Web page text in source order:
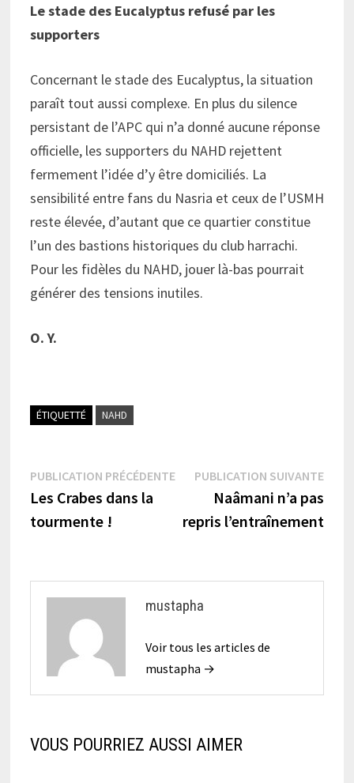
Le stade des Eucalyptus refusé par les
supporters
Concernant le stade des Eucalyptus, la situation
paraît tout aussi complexe. En plus du silence
persistant de l’APC qui n’a donné aucune réponse
officielle, les supporters du NAHD rejettent
fermement l’idée d’y être domiciliés. La
sensibilité entre fans du Nasria et ceux de l’USMH
reste élevée, d’autant que ce quartier constitue
l’un des bastions historiques du club harrachi.
Pour les fidèles du NAHD, jouer là-bas pourrait
générer des tensions inutiles.
O. Y.
ÉTIQUETTÉ NAHD
Navigation
de
PUBLICATION PRÉCÉDENTEPublication
précédente :
Les Crabes dans la
tourmente !
PUBLICATION SUIVANTE
Naâmani n’a pas
repris l’entraînement
mustapha
Voir tous les articles de
mustapha →
VOUS POURRIEZ AUSSI AIMER